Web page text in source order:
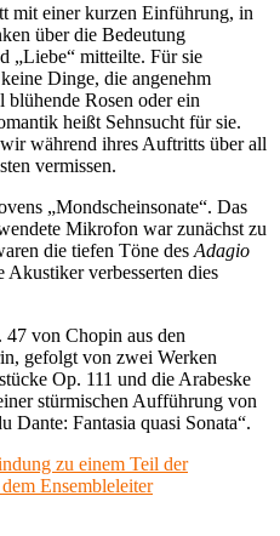
mit einer kurzen Einführung, in
über die Bedeutung
„Liebe“ mitteilte. Für sie
Dinge, die angenehm
blühende Rosen oder ein
heißt Sehnsucht für sie.
während ihres Auftritts über all
vermissen.
„Mondscheinsonate“. Das
Mikrofon war zunächst zu
die tiefen Töne des Adagio
Akustiker verbesserten dies
von Chopin aus den
gefolgt von zwei Werken
Op. 111 und die Arabeske
stürmischen Aufführung von
Dante: Fantasia quasi Sonata“.
zu einem Teil der
Ensembleleiter